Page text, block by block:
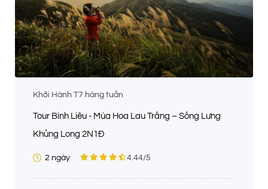
Khởi Hành T7 hàng tuần
Tour Bình Liêu - Mùa Hoa Lau Trắng – Sống Lưng
Khủng Long 2N1Đ
2 ngày 4.44/5